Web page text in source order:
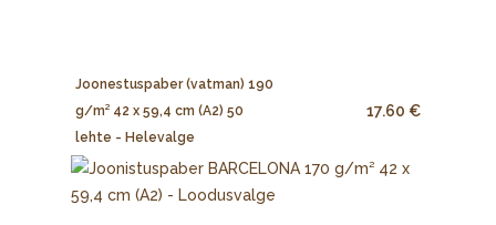
Joonestuspaber (vatman) 190
g/m² 42 x 59,4 cm (A2) 50
lehte - Helevalge
17.60 €